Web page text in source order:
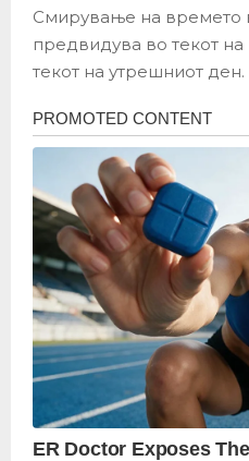
Смирување на времето
предвидува во текот
текот на утрешниот ден.